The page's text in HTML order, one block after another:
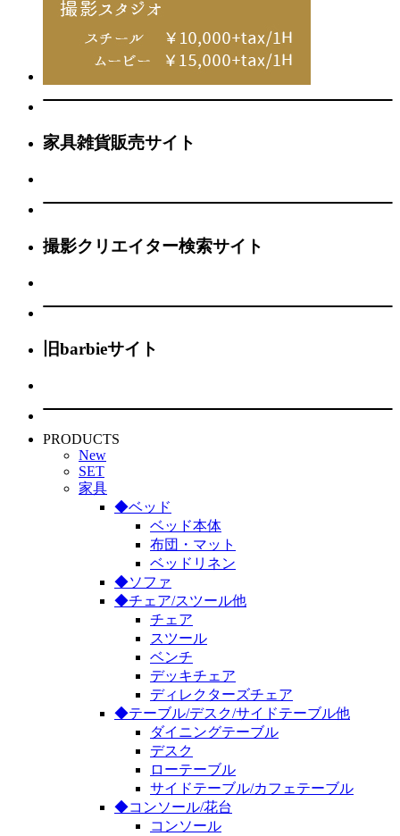
家具雑貨販売サイト
撮影クリエイター検索サイト
旧barbieサイト
PRODUCTS
New
SET
家具
◆ベッド
ベッド本体
布団・マット
ベッドリネン
◆ソファ
◆チェア/スツール他
チェア
スツール
ベンチ
デッキチェア
ディレクターズチェア
◆テーブル/デスク/サイドテーブル他
ダイニングテーブル
デスク
ローテーブル
サイドテーブル/カフェテーブル
◆コンソール/花台
コンソール